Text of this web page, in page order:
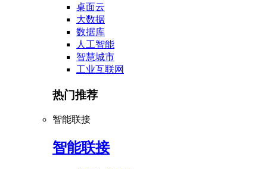
桌面云
大数据
数据库
人工智能
智慧城市
工业互联网
热门推荐
智能联接
智能联接